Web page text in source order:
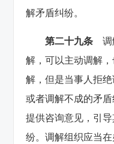
解矛盾纠纷。
第二十九条 调
解，可以主动调解
解，但是当事人拒
或者调解不成的矛
提供咨询意见，引
纷。调解组织应当